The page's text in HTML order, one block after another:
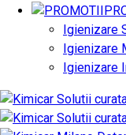
Igienizare
Igienizare
Igienizare